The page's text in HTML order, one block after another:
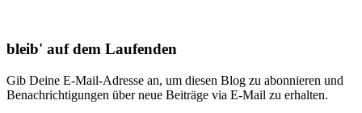
bleib' auf dem Laufenden
Gib Deine E-Mail-Adresse an, um diesen Blog zu abonnieren und
Benachrichtigungen über neue Beiträge via E-Mail zu erhalten.